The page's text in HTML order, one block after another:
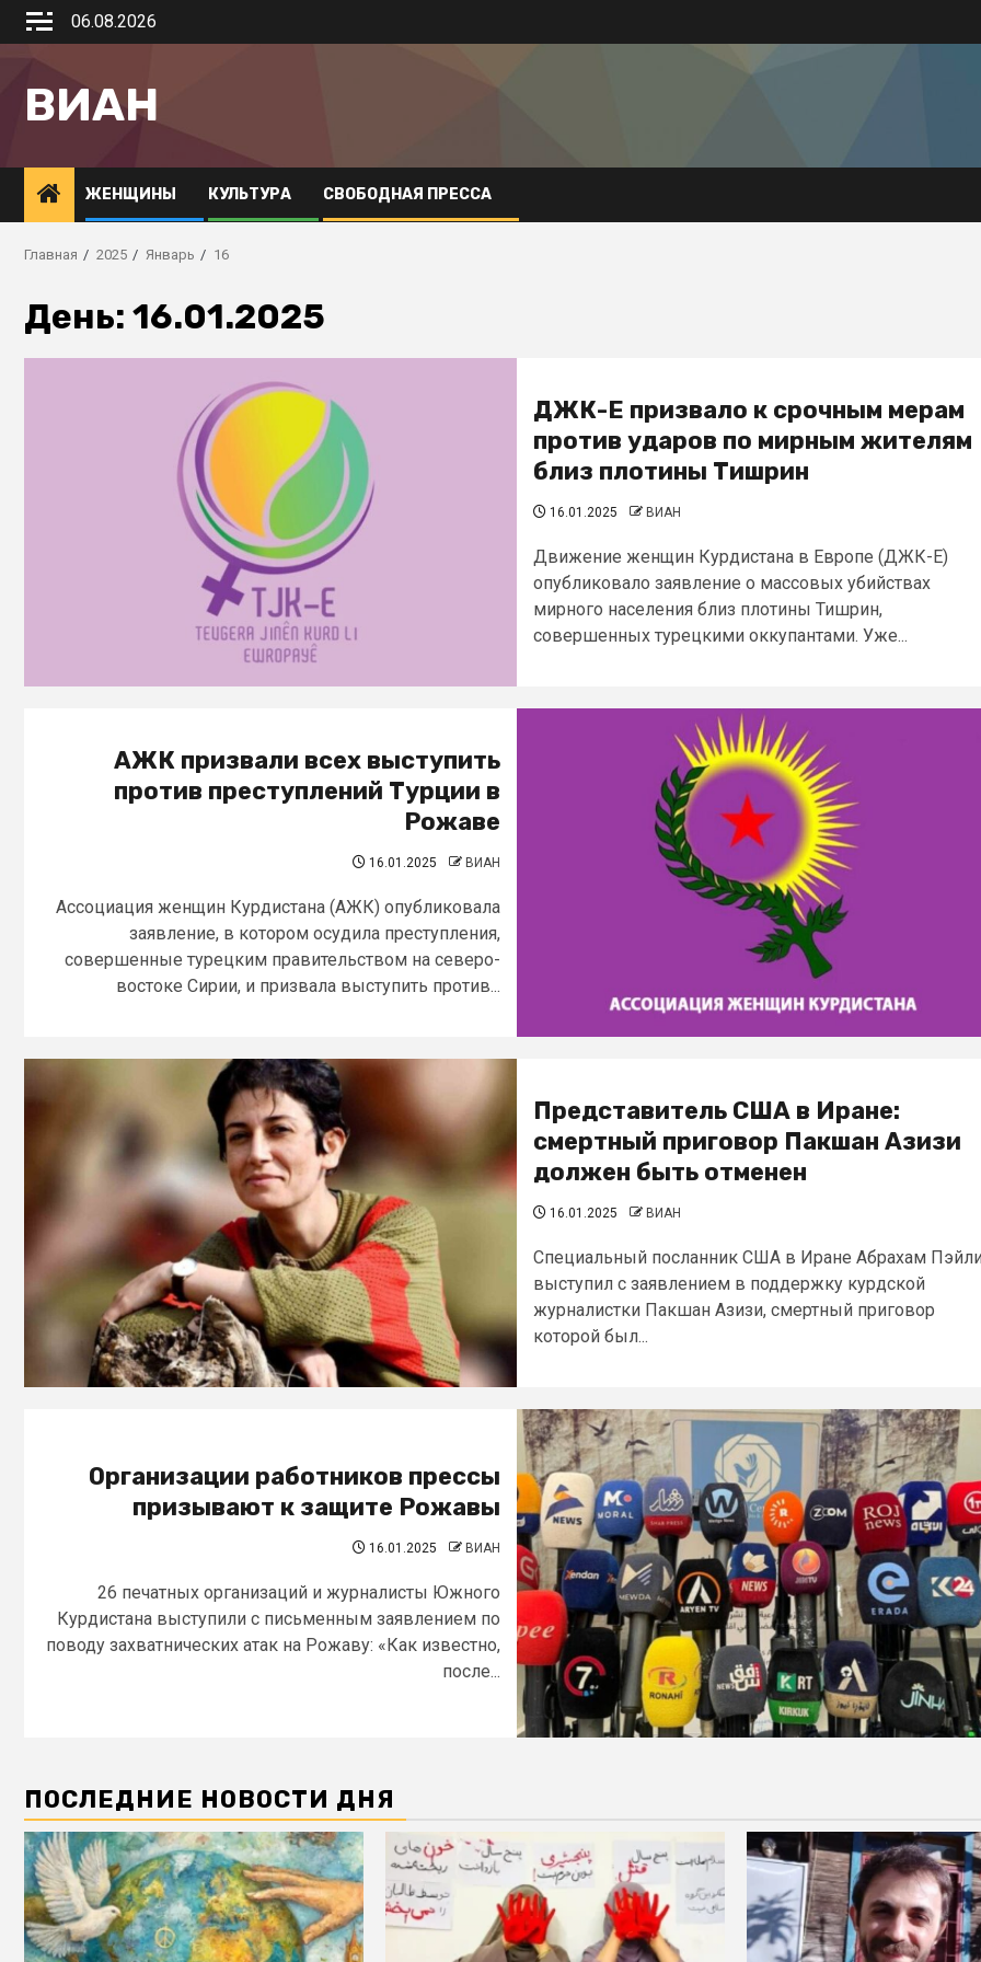
06.08.2026
ВИАН
ЖЕНЩИНЫ КУЛЬТУРА СВОБОДНАЯ ПРЕССА
Главная 2025 Январь 16
День: 16.01.2025
ДЖК-Е призвало к срочным мерам
против ударов по мирным жителям
близ плотины Тишрин
16.01.2025 ВИАН
Движение женщин Курдистана в Европе (ДЖК-Е)
опубликовало заявление о массовых убийствах
мирного населения близ плотины Тишрин,
совершенных турецкими оккупантами. Уже...
АЖК призвали всех выступить
против преступлений Турции в
Рожаве
16.01.2025 ВИАН
Ассоциация женщин Курдистана (АЖК) опубликовала
заявление, в котором осудила преступления,
совершенные турецким правительством на северо-
востоке Сирии, и призвала выступить против...
Представитель США в Иране:
смертный приговор Пакшан Азизи
должен быть отменен
16.01.2025 ВИАН
Специальный посланник США в Иране Абрахам
выступил с заявлением в поддержку курдской
журналистки Пакшан Азизи, смертный приговор
которой был...
Организации работников прессы
призывают к защите Рожавы
16.01.2025 ВИАН
26 печатных организаций и журналисты Южного
Курдистана выступили с письменным заявлением по
поводу захватнических атак на Рожаву: «Как известно,
после...
ПОСЛЕДНИЕ НОВОСТИ ДНЯ